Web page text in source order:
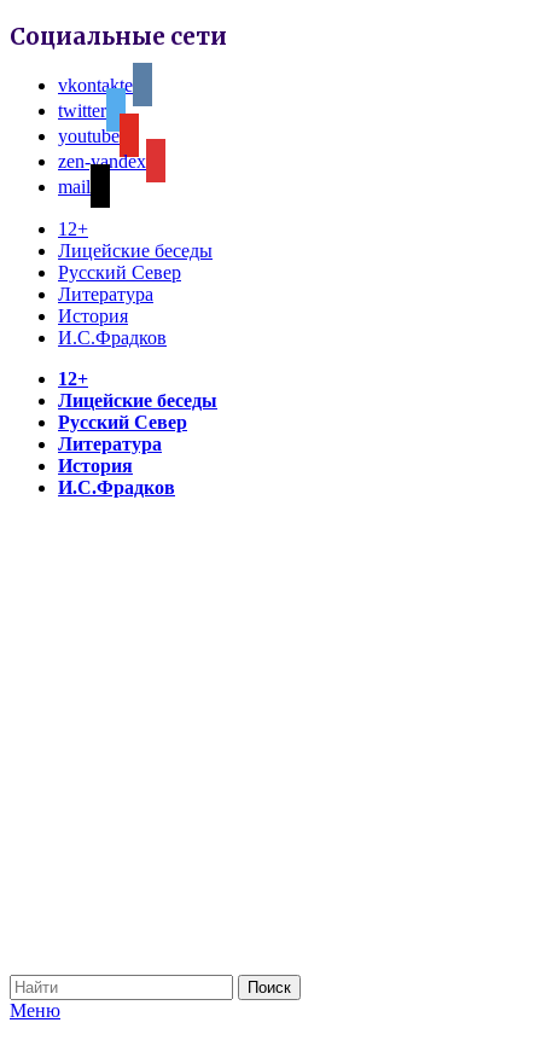
Социальные сети
vkontakte
twitter
youtube
zen-yandex
mail
12+
Лицейские беседы
Русский Север
Литература
История
И.С.Фрадков
12+
Лицейские беседы
Русский Север
Литература
История
И.С.Фрадков
Меню